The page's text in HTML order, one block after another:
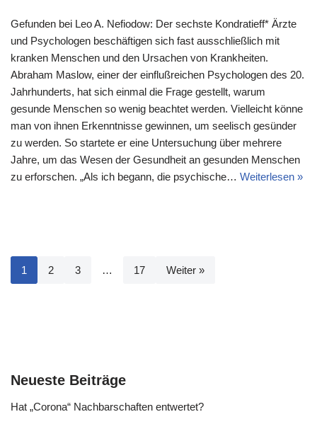
Gefunden bei Leo A. Nefiodow: Der sechste Kondratieff* Ärzte
und Psychologen beschäftigen sich fast ausschließlich mit
kranken Menschen und den Ursachen von Krankheiten.
Abraham Maslow, einer der einflußreichen Psychologen des 20.
Jahrhunderts, hat sich einmal die Frage gestellt, warum
gesunde Menschen so wenig beachtet werden. Vielleicht könne
man von ihnen Erkenntnisse gewinnen, um seelisch gesünder
zu werden. So startete er eine Untersuchung über mehrere
Jahre, um das Wesen der Gesundheit an gesunden Menschen
zu erforschen. „Als ich begann, die psychische… Weiterlesen »
1 2 3 … 17 Weiter »
Neueste Beiträge
Hat „Corona“ Nachbarschaften entwertet?